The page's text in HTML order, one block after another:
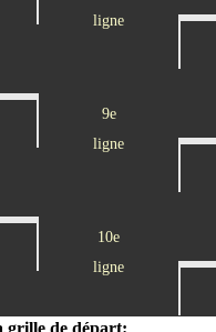
ligne
9e
ligne
10e
ligne
grille de départ: